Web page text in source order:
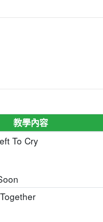
教學內容
To Cry